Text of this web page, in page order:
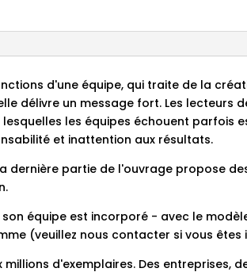
d'une équipe, qui traite de la
délivre un message fort. Les lecteurs
les équipes échouent parfois
et inattention aux résultats.
partie de l'ouvrage propose
équipe est incorporé - avec le
(veuillez nous contacter si vous
d'exemplaires. Des entreprises,